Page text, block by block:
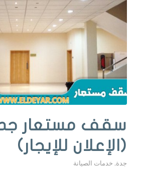
سقف مستعار
(الإعلان للإيجار)
جدة, خدمات الصيانة